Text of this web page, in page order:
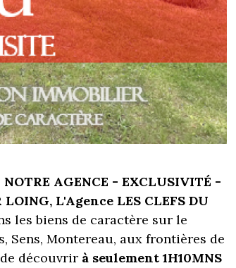
AGENCE - EXCLUSIVITÉ -
LOING, L'Agence LES CLEFS DU
les biens de caractère sur le
Sens, Montereau, aux frontières de
découvrir à seulement 1H10MNS